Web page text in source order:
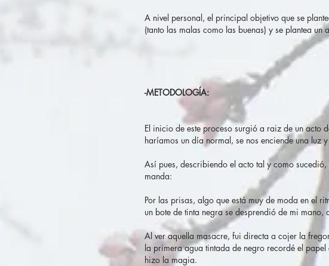
A nivel personal, el principal objetivo que se
(tanto las malas como las buenas) y se plantea
-METODOLOGÍA:
El inicio de este proceso surgió a raiz de un acto
haríamos un día normal, se nos enciende una luz
Así pues, describiendo el acto tal y como
manda:
Por las prisas, algo que está muy de moda en el
un bote de tinta negra se desprendió de mi
Al ver aquella masacre, fui directa a cojer la
la primera agua tintada de negro recordé el
hizo la magia.